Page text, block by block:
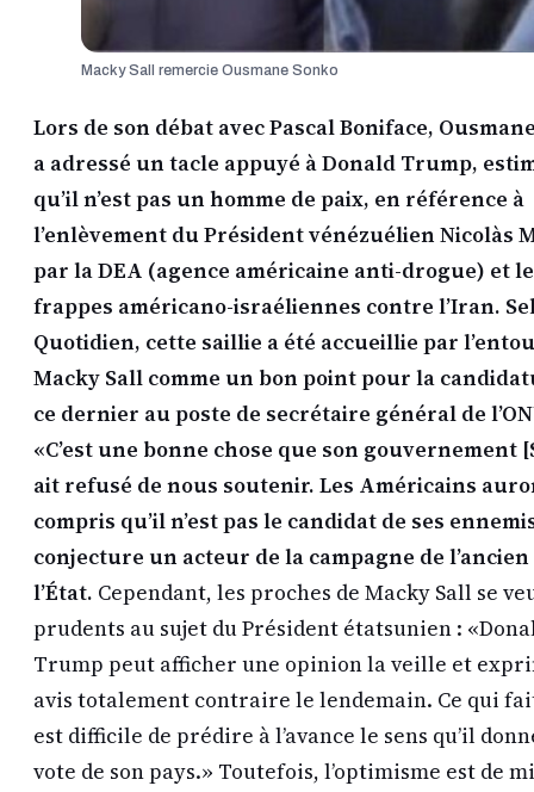
Macky Sall remercie Ousmane Sonko
Lors de son débat avec Pascal Boniface,
a adressé un tacle appuyé à Donald Trump,
qu’il n’est pas un homme de paix, en référence à
l’enlèvement du Président vénézuélien Nicolàs
par la DEA (agence américaine anti-drogue) et
frappes américano-israéliennes contre l’Iran.
Quotidien, cette saillie a été accueillie par
Macky Sall comme un bon point pour la
ce dernier au poste de secrétaire général de
«C’est une bonne chose que son gouvernement
ait refusé de nous soutenir. Les Américains
compris qu’il n’est pas le candidat de ses
conjecture un acteur de la campagne de
l’État. Cependant, les proches de Macky Sall se
prudents au sujet du Président étatsunien :
Trump peut afficher une opinion la veille et
avis totalement contraire le lendemain. Ce qui
est difficile de prédire à l’avance le sens qu’il
vote de son pays.» Toutefois, l’optimisme est de